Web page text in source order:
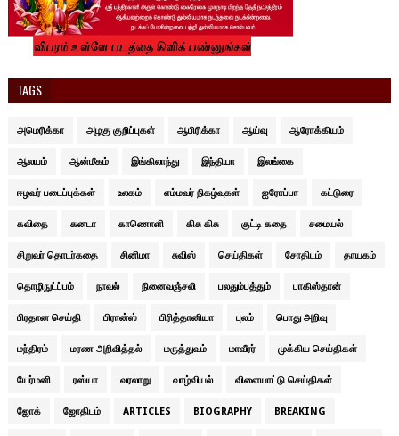
TAGS
அமெரிக்கா அழகு குறிப்புகள் ஆபிரிக்கா ஆய்வு ஆரோக்கியம்
ஆலயம் ஆன்மீகம் இங்கிலாந்து இந்தியா இலங்கை
ஈழவர் படைப்புக்கள் உலகம் எம்மவர் நிகழ்வுகள் ஐரோப்பா கட்டுரை
கவிதை கனடா காணொளி கிசு கிசு குட்டி கதை சமையல்
சிறுவர் தொடர்கதை சினிமா சுவிஸ் செய்திகள் சோதிடம் தாயகம்
தொழிநுட்ப்பம் நாவல் நினைவஞ்சலி பலதும்பத்தும் பாகிஸ்தான்
பிரதான செய்தி பிரான்ஸ் பிரித்தானியா புலம் பொது அறிவு
மந்திரம் மரண அறிவித்தல் மருத்துவம் மாவீரர் முக்கிய செய்திகள்
யேர்மனி ரஸ்யா வரலாறு வாழ்வியல் விளையாட்டு செய்திகள்
ஜோக் ஜோதிடம் ARTICLES BIOGRAPHY BREAKING